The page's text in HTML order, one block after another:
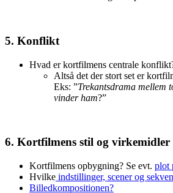
5. Konflikt
Hvad er kortfilmens centrale
Altså det der stort set er
Eks: ”Trekantsdrama mellem
vinder ham?”
6. Kortfilmens stil og virkemidler
Kortfilmens opbygning? Se evt. plot
Hvilke indstillinger, scener og
Billedkompositionen?